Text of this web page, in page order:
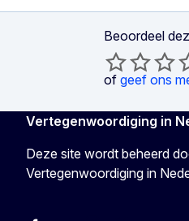
Beoordeel
of geef ons
Vertegenwoordiging in
Deze site wordt beheerd
Vertegenwoordiging in